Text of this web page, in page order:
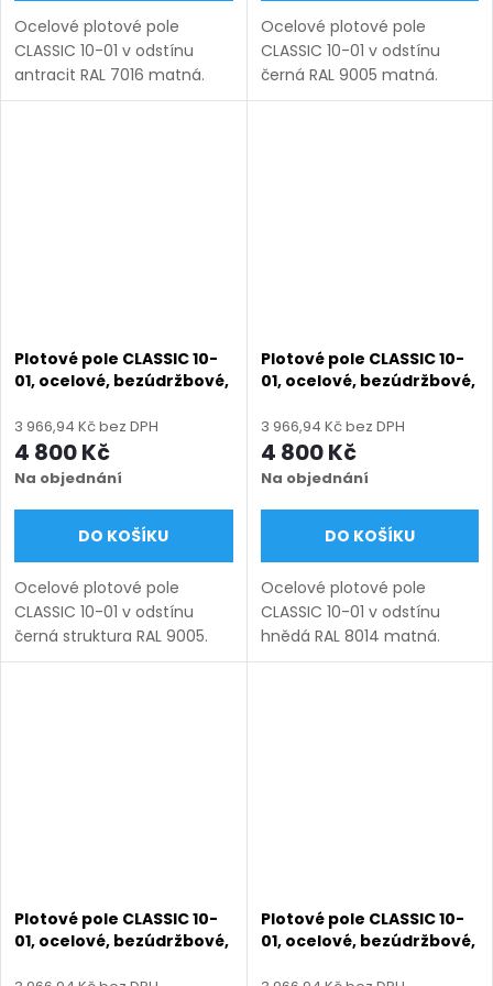
Ocelové plotové pole
CLASSIC 10-01 v odstínu
antracit RAL 7016 matná.
Bezúdržbová ocel (žárový
Ocelové plotové pole
CLASSIC 10-01 v odstínu
černá RAL 9005 matná.
Bezúdržbová ocel (žárový
Plotové pole CLASSIC 10-
01, ocelové, bezúdržbové,
mm, výška 450–1950
mm), černá struktura RAL
9005
3 966,94 Kč bez DPH
4 800 Kč
Na objednání
DO KOŠÍKU
Ocelové plotové pole
CLASSIC 10-01 v odstínu
černá struktura RAL 9005.
Bezúdržbová ocel (žárový
Plotové pole CLASSIC 10-
01, ocelové, bezúdržbové,
mm, výška 450–1950
mm), hnědá RAL 8014
matná
3 966,94 Kč bez DPH
4 800 Kč
Na objednání
DO KOŠÍKU
Ocelové plotové pole
CLASSIC 10-01 v odstínu
hnědá RAL 8014 matná.
Bezúdržbová ocel (žárový
Plotové pole CLASSIC 10-
01, ocelové, bezúdržbové,
Plotové pole CLASSIC 10-
01, ocelové, bezúdržbové,